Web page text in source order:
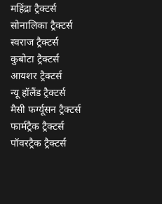
महिंद्रा ट्रैक्टर्स
सोनालिका ट्रैक्टर्स
स्वराज ट्रैक्टर्स
कुबोटा ट्रैक्टर्स
आयशर ट्रैक्टर्स
न्यू हॉलैंड ट्रैक्टर्स
मैसी फर्ग्यूसन ट्रैक्टर्स
फार्मट्रैक ट्रैक्टर्स
पॉवरट्रैक ट्रैक्टर्स